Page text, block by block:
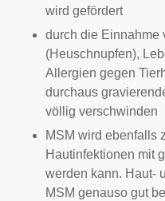
wird gefördert
durch die Einnahme
(Heuschnupfen),
Allergien gegen
durchaus
völlig verschwinden
MSM wird ebenfalls
Hautinfektionen mit
werden kann. Haut-
MSM genauso gut